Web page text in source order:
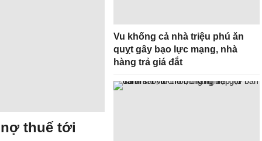
thuế tới
Vu khống cả nhà triệu phú ăn
quỵt gây bạo lực mạng, nhà
hàng trả giá đắt